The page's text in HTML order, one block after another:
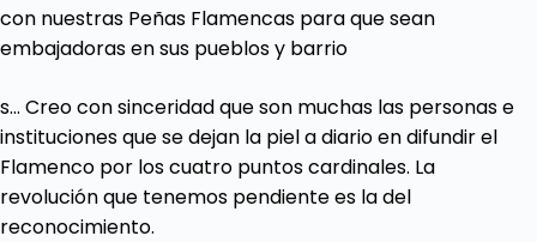
con nuestras Peñas Flamencas para que sean
embajadoras en sus pueblos y barrio
s… Creo con sinceridad que son muchas las personas e
instituciones que se dejan la piel a diario en difundir el
Flamenco por los cuatro puntos cardinales. La
revolución que tenemos pendiente es la del
reconocimiento.